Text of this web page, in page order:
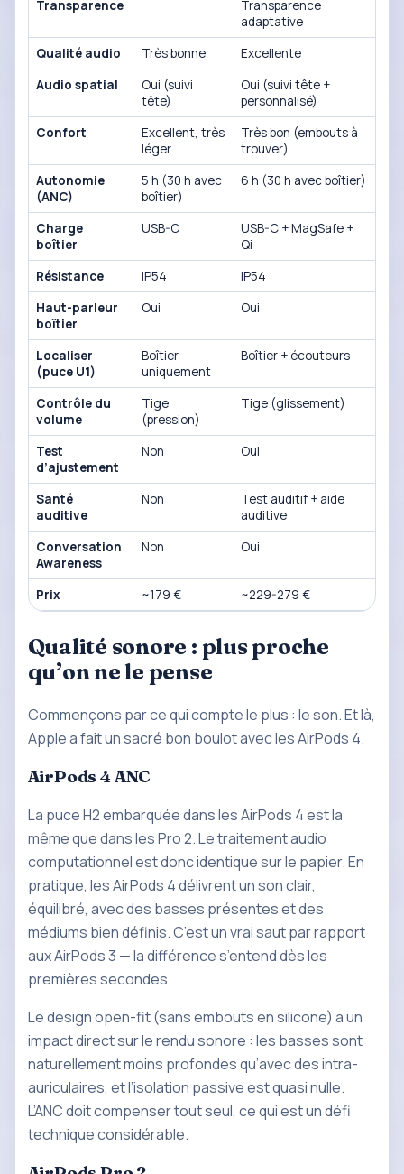
Transparence
Transparence
adaptative
Qualité audio
Très bonne
Excellente
Audio spatial
Oui (suivi
tête)
Oui (suivi tête +
personnalisé)
Confort
Excellent, très
léger
Très bon (embouts à
trouver)
Autonomie
(ANC)
5 h (30 h avec
boîtier)
6 h (30 h avec boîtier)
Charge
boîtier
USB-C
USB-C + MagSafe +
Qi
Résistance
IP54
IP54
Haut-parleur
boîtier
Oui Oui
Localiser
(puce U1)
Boîtier
uniquement
Boîtier + écouteurs
Contrôle du
volume
Tige
(pression)
Tige (glissement)
Test
d’ajustement
Non Oui
Santé
auditive
Non
Test auditif + aide
auditive
Conversation
Awareness
Non Oui
Prix ~179 € ~229-279 €
Qualité sonore : plus proche
qu’on ne le pense
Commençons par ce qui compte le plus : le son. Et là,
Apple a fait un sacré bon boulot avec les AirPods 4.
AirPods 4 ANC
La puce H2 embarquée dans les AirPods 4 est la
même que dans les Pro 2. Le traitement audio
computationnel est donc identique sur le papier. En
pratique, les AirPods 4 délivrent un son clair,
équilibré, avec des basses présentes et des
médiums bien définis. C’est un vrai saut par rapport
aux AirPods 3 — la différence s’entend dès les
premières secondes.
Le design open-fit (sans embouts en silicone) a un
impact direct sur le rendu sonore : les basses sont
naturellement moins profondes qu’avec des intra-
auriculaires, et l’isolation passive est quasi nulle.
L’ANC doit compenser tout seul, ce qui est un défi
technique considérable.